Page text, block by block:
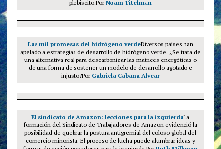
plebiscito.PorNoam Titelman
Las mil promesas del hidrógeno verdeDiversos países han
apelado a estrategias de desarrollo de hidrógeno verde. ¿Se trata de
una alternativa real para descarbonizar las matrices energéticas o
de una forma de sostener un modelo de desarrollo agotado e
injusto?Por Gabriela Cabaña Alvear
El sindicato de Amazon: lecciones para la izquierdaLa
formación del Sindicato de Trabajadores de Amazon evidenció la
posibilidad de quebrar la postura antigremial del coloso global del
comercio minorista. El proceso de lucha puede alumbrar ideas y